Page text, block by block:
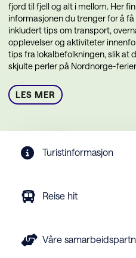
fjord til fjell og alt i mellom. Her
informasjonen du trenger for å
inkludert tips om transport,
opplevelser og aktiviteter
tips fra lokalbefolkningen, slik at
skjulte perler på Nordnorge-
LES MER
Turistinformasjon
Reise hit
Våre